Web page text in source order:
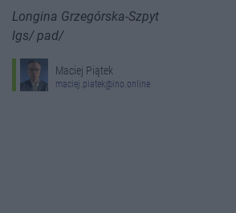
Longina Grzegórska-Szpyt
lgs/ pad/
Maciej Piątek
maciej.piatek@ino.online